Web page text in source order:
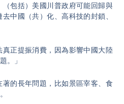
（包括）美國川普政府可能回歸與
中國（共）化、高科技的封鎖、
真正提振消費，因為影響中國大陸
。」
著的長年問題，比如景區宰客、食